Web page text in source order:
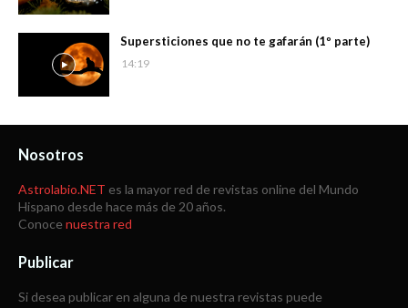
Supersticiones que no te gafarán (1º parte)
14:19
Nosotros
Astrolabio.NET es la mayor red de revistas online del Mundo
Hispano desde hace más de 20 años.
Conoce nuestra red
Publicar
Si desea publicar en alguna de nuestra revistas puede